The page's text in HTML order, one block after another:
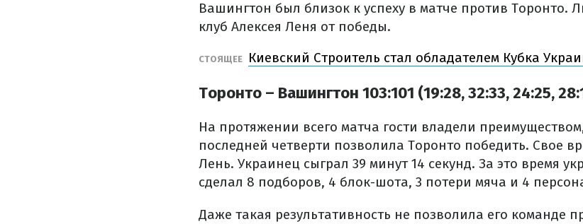
Вашингтон был близок к успеху в матче против Торонто.
клуб Алексея Леня от победы.
СТОЯЩЕЕ Киевский Строитель стал обладателем Кубка
Торонто – Вашингтон 103:101 (19:28, 32:33, 24:25,
На протяжении всего матча гости владели
последней четверти позволила Торонто победить. Свое
Лень. Украинец сыграл 39 минут 14 секунд. За это время
сделал 8 подборов, 4 блок-шота, 3 потери мяча и 4
Даже такая результативность не позволила его команде